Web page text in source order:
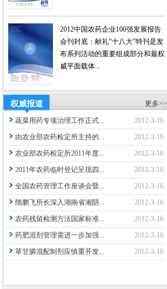
2012中国农药企业100强发展报告
会刊封底：献礼“十八大”特刊是发
布系列活动的重要组成部分和最权
威平面载体...
权威报道 更多>>
蔬菜用药专项治理工作正式...
2012-3-16
由农业部农药检定所主持的...
2012-3-16
农业部农药检定所2011年度...
2012-3-16
2011年农药临时登记呈现四...
2012-3-16
全国农药管理工作座谈会暨...
2012-3-16
隋鹏飞所长深入湖南省湘阴...
2012-3-16
农药残留检测方法国家标准...
2012-3-16
药肥混剂管理需进一步加强...
2012-3-16
草甘膦混配制剂应慎重开发...
2012-3-16